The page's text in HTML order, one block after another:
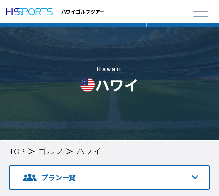
ハワイゴルフツアー
Hawaii
ハワイ
TOP ゴルフ ハワイ
プラン一覧